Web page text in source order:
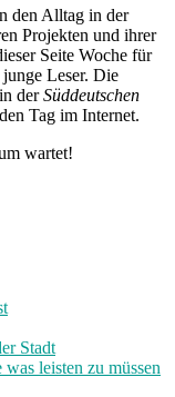
den Alltag in der
Projekten und ihrer
Seite Woche für
Leser. Die
derSüddeutschen
Tag im Internet.
wartet!
Stadt
leisten zu müssen